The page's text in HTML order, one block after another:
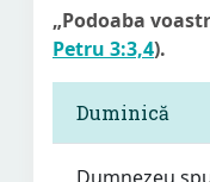
„Podoaba
Petru 3:3,4).
Duminică